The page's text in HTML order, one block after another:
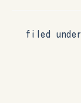
filed